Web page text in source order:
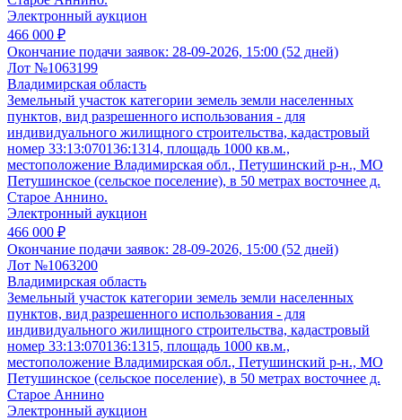
Электронный аукцион
466 000 ₽
Окончание подачи заявок: 28-09-2026, 15:00 (52 дней)
Лот №1063199
Владимирская область
Земельный участок категории земель земли населенных
пунктов, вид разрешенного использования - для
индивидуального жилищного строительства, кадастровый
номер 33:13:070136:1314, площадь 1000 кв.м.,
местоположение Владимирская обл., Петушинский р-н., МО
Петушинское (сельское поселение), в 50 метрах восточнее д.
Старое Аннино.
Электронный аукцион
466 000 ₽
Окончание подачи заявок: 28-09-2026, 15:00 (52 дней)
Лот №1063200
Владимирская область
Земельный участок категории земель земли населенных
пунктов, вид разрешенного использования - для
индивидуального жилищного строительства, кадастровый
номер 33:13:070136:1315, площадь 1000 кв.м.,
местоположение Владимирская обл., Петушинский р-н., МО
Петушинское (сельское поселение), в 50 метрах восточнее д.
Старое Аннино
Электронный аукцион